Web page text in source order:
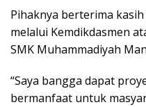
Pihaknya berterima
melalui Kemdikdasmen
SMK Muhammadiyah
“Saya bangga dapat
bermanfaat untuk